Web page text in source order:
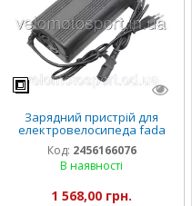
Зарядний пристрій для
електровелосипеда fada
72V 20А/год FADA N9 фада н9
(FDEB 05VLA-60)
Код: 2456166076
В наявності
1 568,00 грн.